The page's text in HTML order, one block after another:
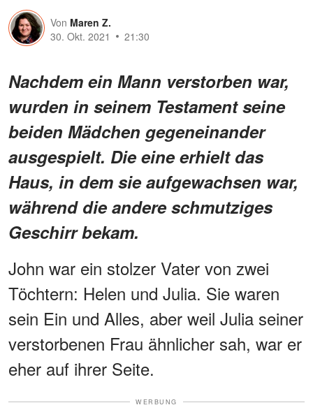
Von Maren Z.
30. Okt. 2021
21:30
Nachdem ein Mann verstorben war,
wurden in seinem Testament seine
beiden Mädchen gegeneinander
ausgespielt. Die eine erhielt das
Haus, in dem sie aufgewachsen war,
während die andere schmutziges
Geschirr bekam.
John war ein stolzer Vater von zwei
Töchtern: Helen und Julia. Sie waren
sein Ein und Alles, aber weil Julia seiner
verstorbenen Frau ähnlicher sah, war er
eher auf ihrer Seite.
WERBUNG